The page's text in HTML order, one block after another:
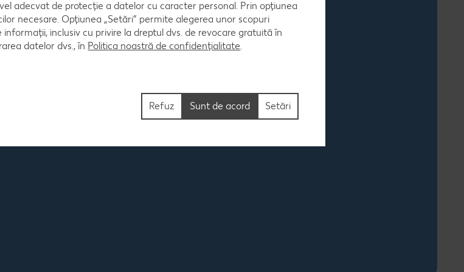
adecvat de protecție a datelor cu caracter personal. Prin opțiunea
necesare. Opțiunea „Setări” permite alegerea unor scopuri
inclusiv cu privire la dreptul dvs. de revocare gratuită în
datelor dvs., în Politica noastră de confidențialitate.
Setări
Refuz Sunt de acord